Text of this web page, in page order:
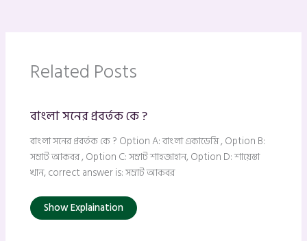
Related Posts
বাংলা সনের প্রবর্তক কে ?
বাংলা সনের প্রবর্তক কে ? Option A: বাংলা একাডেমি , Option B:
সম্রাট আকবর , Option C: সম্রাট শাহজাহান, Option D: শায়েস্তা
খান, correct answer is: সম্রাট আকবর
Show Explaination